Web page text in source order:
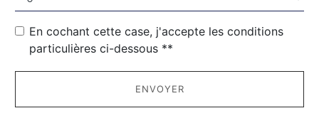
En cochant cette case, j'accepte les conditions
particulières ci-dessous **
ENVOYER